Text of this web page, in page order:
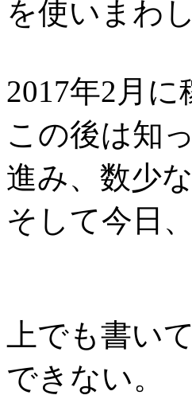
を使いまわ
2017年2月
この後は知
進み、数少
そして今日
上でも書い
できない。